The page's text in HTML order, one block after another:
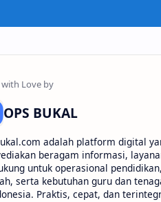
OPS BUKAL
adalah platform digital
beragam informasi,
untuk operasional
serta kebutuhan guru dan
Praktis, cepat, dan